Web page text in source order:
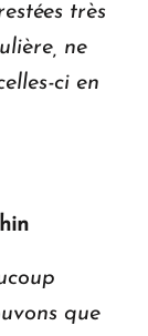
très
ne
ci en
que